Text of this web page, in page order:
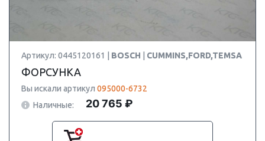
Артикул: 0445120161 | BOSCH CUMMINS,FORD,TEMSA
ФОРСУНКА
Вы искали артикул 095000-6732
Наличные:
20 765 ₽